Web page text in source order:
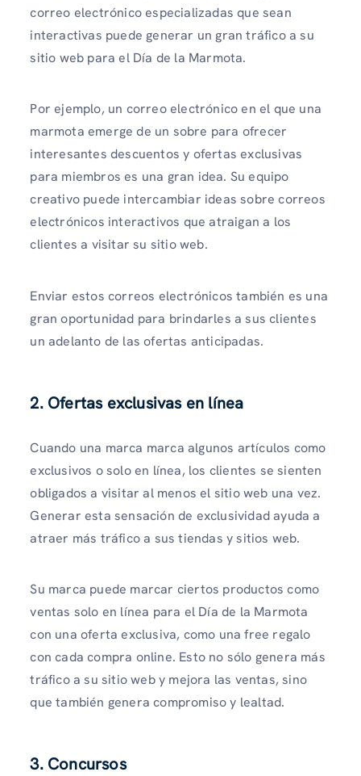
correo electrónico especializadas que sean
interactivas puede generar un gran tráfico a su
sitio web para el Día de la Marmota.
Por ejemplo, un correo electrónico en el que una
marmota emerge de un sobre para ofrecer
interesantes descuentos y ofertas exclusivas
para miembros es una gran idea. Su equipo
creativo puede intercambiar ideas sobre correos
electrónicos interactivos que atraigan a los
clientes a visitar su sitio web.
Enviar estos correos electrónicos también es una
gran oportunidad para brindarles a sus clientes
un adelanto de las ofertas anticipadas.
2. Ofertas exclusivas en línea
Cuando una marca marca algunos artículos como
exclusivos o solo en línea, los clientes se sienten
obligados a visitar al menos el sitio web una vez.
Generar esta sensación de exclusividad ayuda a
atraer más tráfico a sus tiendas y sitios web.
Su marca puede marcar ciertos productos como
ventas solo en línea para el Día de la Marmota
con una oferta exclusiva, como una free regalo
con cada compra online. Esto no sólo genera más
tráfico a su sitio web y mejora las ventas, sino
que también genera compromiso y lealtad.
3. Concursos